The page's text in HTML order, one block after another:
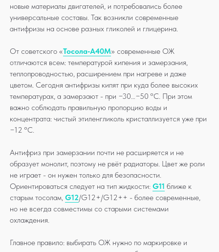
новые материалы двигателей, и потребовались более
универсальные составы. Так возникли современные
антифризы на основе разных гликолей и глицерина.
От советского «Тосола‑А40М» современные ОЖ
отличаются всем: температурой кипения и замерзания,
теплопроводностью, расширением при нагреве и даже
цветом. Сегодня антифризы кипят при куда более высоких
температурах, а замерзают - при −30…−50 °C. При этом
важно соблюдать правильную пропорцию воды и
концентрата: чистый этиленгликоль кристаллизуется уже при
−12 °C.
Антифриз при замерзании почти не расширяется и не
образует монолит, поэтому не рвёт радиаторы. Цвет же роли
не играет - он нужен только для безопасности.
Ориентироваться следует на тип жидкости: G11 ближе к
старым тосолам, G12/G12+/G12++ - более современные,
но не всегда совместимы со старыми системами
охлаждения.
Главное правило: выбирать ОЖ нужно по маркировке и